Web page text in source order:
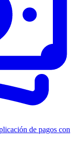
de pagos con